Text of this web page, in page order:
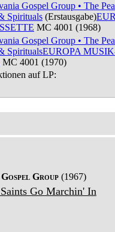
Gospel Group • The
Spirituals (Erstausgabe)
MC 4001 (1968)
Gospel Group • The
SpiritualsEUROPA
MC 4001 (1970)
auf LP:
Group(1967)
Go Marchin' In